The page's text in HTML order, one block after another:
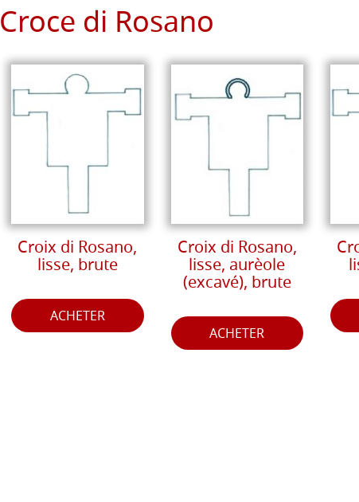
Croce di Rosano
Croix di Rosano,
lisse, brute
ACHETER
Croix di Rosano,
lisse, aurèole
(excavé), brute
ACHETER